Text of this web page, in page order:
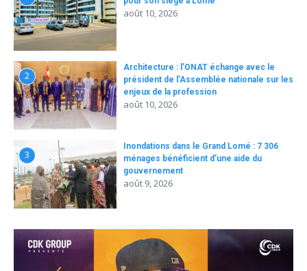
août 10, 2026
2
Architecture : l’ONAT échange avec le
président de l’Assemblée nationale sur les
enjeux de la profession
août 10, 2026
3
Inondations dans le Grand Lomé : 7 306
ménages bénéficient d’une aide du
gouvernement
août 9, 2026